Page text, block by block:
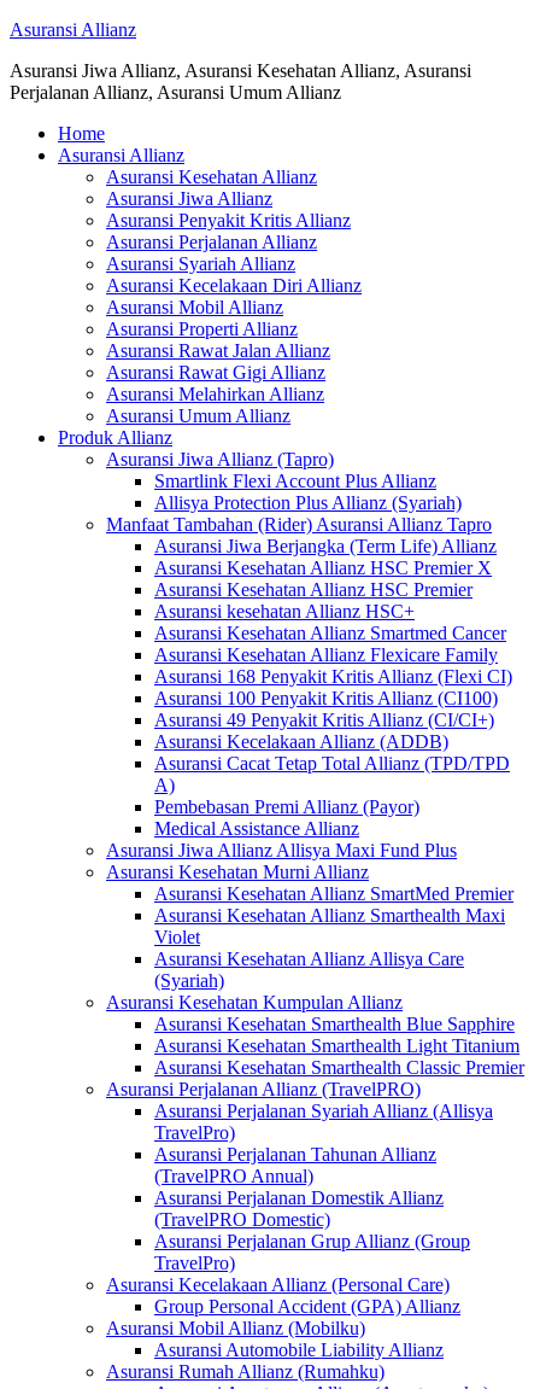
Asuransi Allianz
Asuransi Jiwa Allianz, Asuransi Kesehatan Allianz, Asuransi
Perjalanan Allianz, Asuransi Umum Allianz
Home
Asuransi Allianz
Asuransi Kesehatan Allianz
Asuransi Jiwa Allianz
Asuransi Penyakit Kritis Allianz
Asuransi Perjalanan Allianz
Asuransi Syariah Allianz
Asuransi Kecelakaan Diri Allianz
Asuransi Mobil Allianz
Asuransi Properti Allianz
Asuransi Rawat Jalan Allianz
Asuransi Rawat Gigi Allianz
Asuransi Melahirkan Allianz
Asuransi Umum Allianz
Produk Allianz
Asuransi Jiwa Allianz (Tapro)
Smartlink Flexi Account Plus Allianz
Allisya Protection Plus Allianz (Syariah)
Manfaat Tambahan (Rider) Asuransi Allianz Tapro
Asuransi Jiwa Berjangka (Term Life) Allianz
Asuransi Kesehatan Allianz HSC Premier X
Asuransi Kesehatan Allianz HSC Premier
Asuransi kesehatan Allianz HSC+
Asuransi Kesehatan Allianz Smartmed Cancer
Asuransi Kesehatan Allianz Flexicare Family
Asuransi 168 Penyakit Kritis Allianz (Flexi CI)
Asuransi 100 Penyakit Kritis Allianz (CI100)
Asuransi 49 Penyakit Kritis Allianz (CI/CI+)
Asuransi Kecelakaan Allianz (ADDB)
Asuransi Cacat Tetap Total Allianz (TPD/TPD
A)
Pembebasan Premi Allianz (Payor)
Medical Assistance Allianz
Asuransi Jiwa Allianz Allisya Maxi Fund Plus
Asuransi Kesehatan Murni Allianz
Asuransi Kesehatan Allianz SmartMed Premier
Asuransi Kesehatan Allianz Smarthealth Maxi
Violet
Asuransi Kesehatan Allianz Allisya Care
(Syariah)
Asuransi Kesehatan Kumpulan Allianz
Asuransi Kesehatan Smarthealth Blue Sapphire
Asuransi Kesehatan Smarthealth Light Titanium
Asuransi Kesehatan Smarthealth Classic Premier
Asuransi Perjalanan Allianz (TravelPRO)
Asuransi Perjalanan Syariah Allianz (Allisya
TravelPro)
Asuransi Perjalanan Tahunan Allianz
(TravelPRO Annual)
Asuransi Perjalanan Domestik Allianz
(TravelPRO Domestic)
Asuransi Perjalanan Grup Allianz (Group
TravelPro)
Asuransi Kecelakaan Allianz (Personal Care)
Group Personal Accident (GPA) Allianz
Asuransi Mobil Allianz (Mobilku)
Asuransi Automobile Liability Allianz
Asuransi Rumah Allianz (Rumahku)